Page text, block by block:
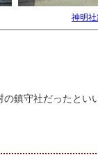
神明
鎮守社だったと